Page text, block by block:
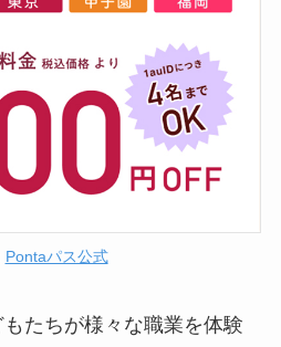
Pontaパス公式
もたちが様々な職業を体験